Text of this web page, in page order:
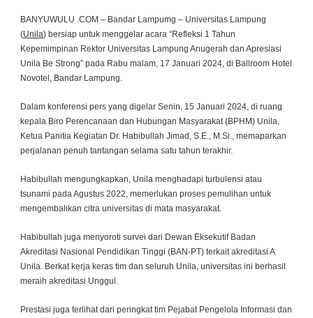
UNGGUL
APRESIASI
“BE
STRONG”
BANYUWULU .COM – Bandar Lampumg – Universitas Lampung
(Unila) bersiap untuk menggelar acara “Refleksi 1 Tahun
Kepemimpinan Rektor Universitas Lampung Anugerah dan Apresiasi
Unila Be Strong” pada Rabu malam, 17 Januari 2024, di Ballroom Hotel
Novotel, Bandar Lampung.
Dalam konferensi pers yang digelar Senin, 15 Januari 2024, di ruang
kepala Biro Perencanaan dan Hubungan Masyarakat (BPHM) Unila,
Ketua Panitia Kegiatan Dr. Habibullah Jimad, S.E., M.Si., memaparkan
perjalanan penuh tantangan selama satu tahun terakhir.
Habibullah mengungkapkan, Unila menghadapi turbulensi atau
tsunami pada Agustus 2022, memerlukan proses pemulihan untuk
mengembalikan citra universitas di mata masyarakat.
Habibullah juga menyoroti survei dari Dewan Eksekutif Badan
Akreditasi Nasional Pendidikan Tinggi (BAN-PT) terkait akreditasi A
Unila. Berkat kerja keras tim dan seluruh Unila, universitas ini berhasil
meraih akreditasi Unggul.
Prestasi juga terlihat dari peringkat tim Pejabat Pengelola Informasi dan